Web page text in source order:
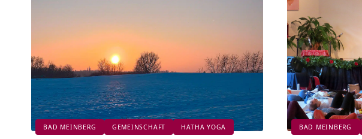
BAD MEINBERG GEMEINSCHAFT HATHA YOGA BAD MEINBERG